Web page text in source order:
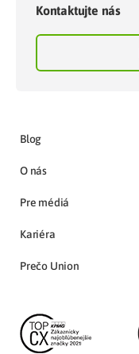
Kontaktujte nás
Blog
O nás
Pre médiá
Kariéra
Prečo Union